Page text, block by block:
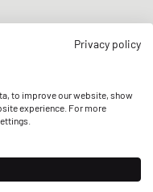
MELD JE AAN
Privacy policy
to improve our website, show
experience. For more